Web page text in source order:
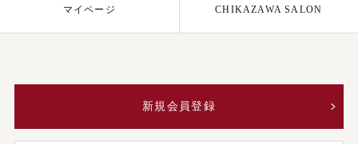
マイページ CHIKAZAWA SALON
新規会員登録